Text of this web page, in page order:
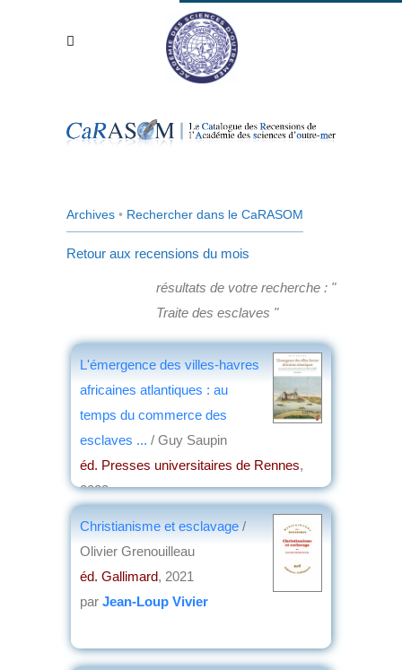
Archives • Rechercher dans le CaRASOM
Retour aux recensions du mois
résultats de votre recherche : "
Traite des esclaves "
L'émergence des villes-havres
africaines atlantiques : au
temps du commerce des
esclaves ... / Guy Saupin
éd. Presses universitaires de Rennes,
2023
Christianisme et esclavage /
Olivier Grenouilleau
éd. Gallimard, 2021
par Jean-Loup Vivier